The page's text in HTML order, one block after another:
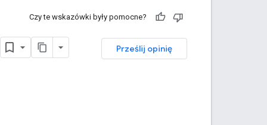
Czy te wskazówki były pomocne?
Prześlij opinię